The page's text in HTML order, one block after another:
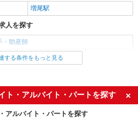
増尾駅
人を探す
・助産師
の求人を探す
人を探す
未経験歓迎
する条件をもっと見る
ト・アルバイト・パートを探す
アルバイト・パートを探す